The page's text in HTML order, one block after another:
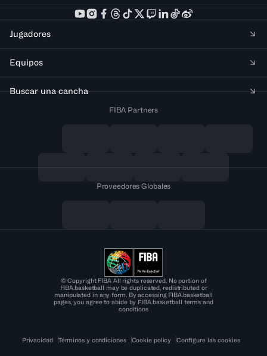
Jugadores
Equipos
Buscar una cancha
FIBA Partners
Proveedores Globales
© Copyright FIBA All rights reserved. No portion of
FIBA.basketball may be duplicated, redistributed or
manipulated in any form. By accessing FIBA.basketball
pages, you agree to abide by FIBA.basketball terms and
conditions
Privacidad Términos y condiciones Cookie policy Configure las cookies